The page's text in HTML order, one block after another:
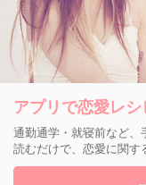
アプリで恋愛レ
通勤通学・就寝前など、
読むだけで、恋愛に関す